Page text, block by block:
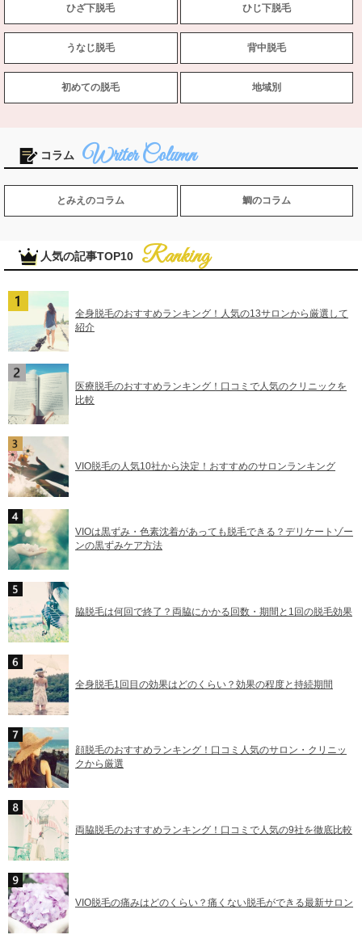
ひざ下脱毛 ひじ下脱毛
うなじ脱毛 背中脱毛
初めての脱毛 地域別
コラム
とみえのコラム 鯛のコラム
人気の記事TOP10
全身脱毛のおすすめランキング！人気の13サロンから厳選して
紹介
医療脱毛のおすすめランキング！口コミで人気のクリニックを
比較
VIO脱毛の人気10社から決定！おすすめのサロンランキング
VIOは黒ずみ・色素沈着があっても脱毛できる？デリケートゾー
ンの黒ずみケア方法
脇脱毛は何回で終了？両脇にかかる回数・期間と1回の脱毛効果
全身脱毛1回目の効果はどのくらい？効果の程度と持続期間
顔脱毛のおすすめランキング！口コミ人気のサロン・クリニッ
クから厳選
両脇脱毛のおすすめランキング！口コミで人気の9社を徹底比較
VIO脱毛の痛みはどのくらい？痛くない脱毛ができる最新サロン